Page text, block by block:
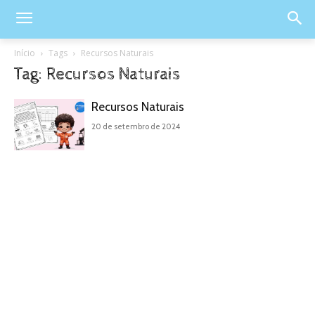
Início Tags Recursos Naturais
Tag: Recursos Naturais
Recursos Naturais
20 de setembro de 2024